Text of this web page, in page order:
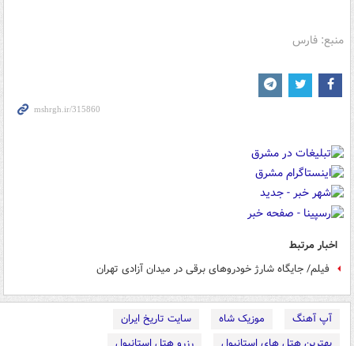
منبع: فارس
اخبار مرتبط
فیلم/ جایگاه شارژ خودروهای برقی در میدان آزادی تهران
آپ آهنگ موزیک شاه
سایت تاریخ ایران